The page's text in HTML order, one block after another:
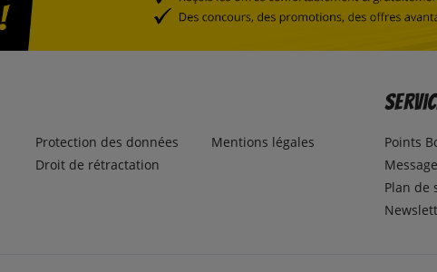
Protection des données
Droit de rétractation
Mentions légales
Points
Plan de